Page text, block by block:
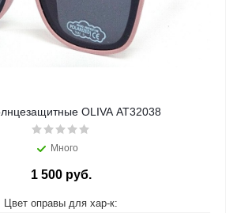
OLIVA AT32038
Много
1 500 руб.
Цвет оправы для хар-к: